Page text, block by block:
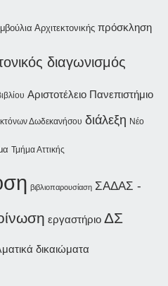
Αρχιτεκτονικής πρόσκληση
διαγωνισμός
Αριστοτέλειο Πανεπιστήμιο
Δωδεκανήσου διάλεξη Νέο
Τμήμα Αττικής
βιβλιοπαρουσίαση ΣΑΔΑΣ -
εργαστήριο ΔΣ
δικαιώματα